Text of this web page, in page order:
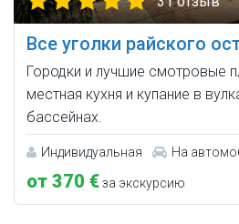
Все уголки райского
Городки и лучшие смотровые
местная кухня и купание в
бассейнах.
Индивидуальная На
от 370 €за экскурсию